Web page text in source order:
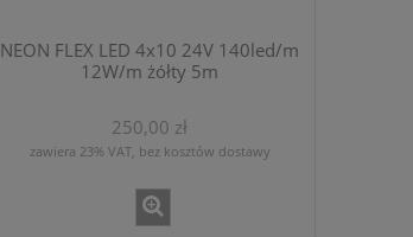
NEON FLEX LED 4x10 24V 140led/m
12W/m żółty 5m
250,00 zł
zawiera 23% VAT, bez kosztów dostawy